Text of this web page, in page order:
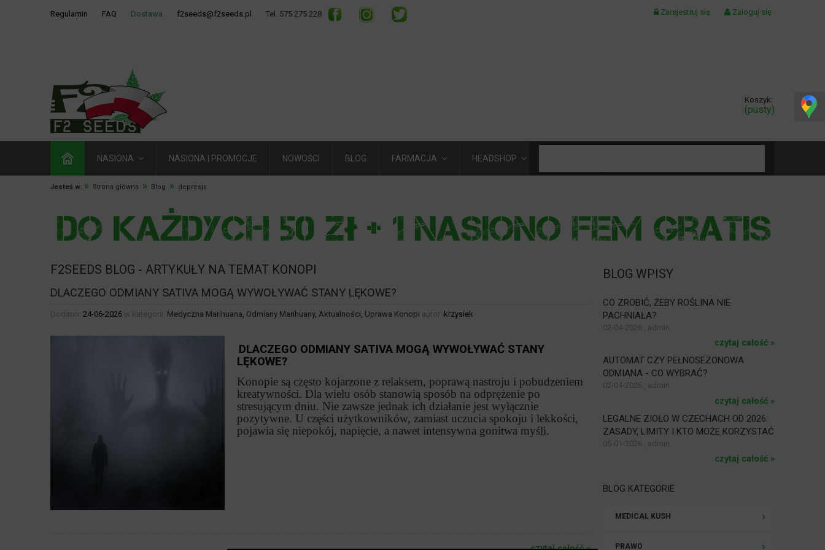
Regulamin FAQ Dostawa f2seeds@f2seeds.pl Tel. 575 275 228 Zarejestruj się Zaloguj się
Koszyk:
(pusty)
NASIONA NASIONA | PROMOCJE NOWOŚCI BLOG FARMACJA HEADSHOP
Jesteś w: » Strona główna » Blog » depresja
F2SEEDS BLOG - ARTYKUŁY NA TEMAT KONOPI
DLACZEGO ODMIANY SATIVA MOGĄ WYWOŁYWAĆ STANY LĘKOWE?
Dodano: 24-06-2026 w kategorii: Medyczna Marihuana Odmiany Marihuany, Aktualności Uprawa Konopi autor: krzysiek
DLACZEGO ODMIANY SATIVA MOGĄ WYWOŁYWAĆ STANY
LĘKOWE?
Konopie są często kojarzone z relaksem, poprawą nastroju i pobudzeniem
kreatywności. Dla wielu osób stanowią sposób na odprężenie po
stresującym dniu. Nie zawsze jednak ich działanie jest wyłącznie
pozytywne. U części użytkowników, zamiast uczucia spokoju i lekkości,
pojawia się niepokój, napięcie, a nawet intensywna gonitwa myśli.
czytaj całość »
BLOG WPISY
CO ZROBIĆ, ŻEBY ROŚLINA NIE
PACHNIAŁA?
02-04-2026 , admin
czytaj całość »
AUTOMAT CZY PEŁNOSEZONOWA
ODMIANA - CO WYBRAĆ?
02-04-2026 , admin
czytaj całość »
LEGALNE ZIOŁO W CZECHACH OD 2026:
ZASADY, LIMITY I KTO MOŻE KORZYSTAĆ
05-01-2026 , admin
czytaj całość »
BLOG KATEGORIE
MEDICAL KUSH
PRAWO